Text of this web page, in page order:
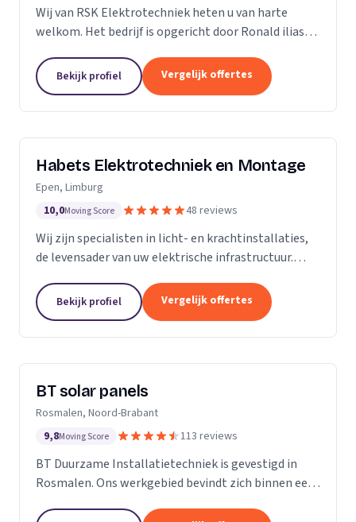
Wij van RSK Elektrotechniek heten u van harte
welkom. Het bedrijf is opgericht door Ronald ilias
opgericht op 25 juli 2021. Als gecertificeerde
aannemers...
Bekijk profiel Vergelijk offertes
Habets Elektrotechniek en Montage
Epen, Limburg
10,0Moving Score 48 reviews
Wij zijn specialisten in licht- en krachtinstallaties,
de levensader van uw elektrische infrastructuur.
fabriek of woonhuis, waar we de basis leggen...
Bekijk profiel Vergelijk offertes
BT solar panels
Rosmalen, Noord-Brabant
9,8Moving Score 113 reviews
BT Duurzame Installatietechniek is gevestigd in
Rosmalen. Ons werkgebied bevindt zich binnen een